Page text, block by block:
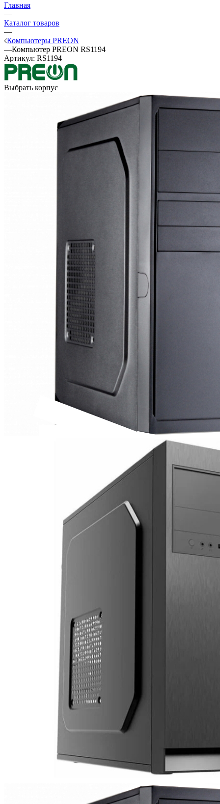
Главная
—
Каталог товаров
—
Компьютеры PREON
—Компьютер PREON RS1194
Артикул: RS1194
Выбрать корпус